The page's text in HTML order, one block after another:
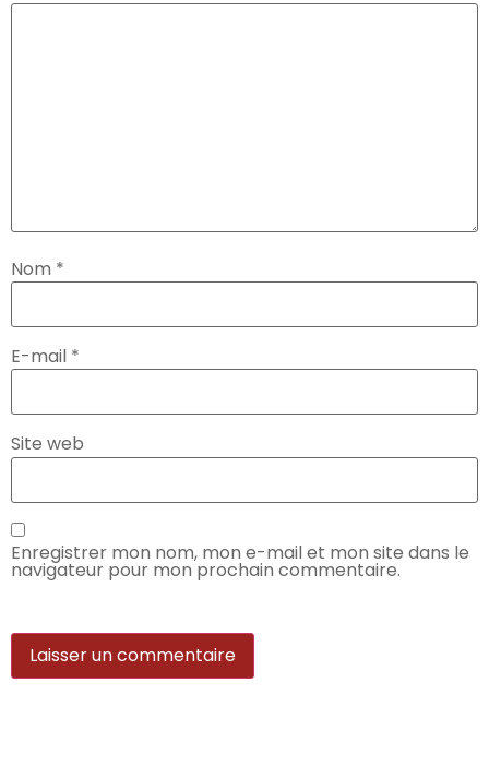
Nom *
E-mail *
Site web
Enregistrer mon nom, mon e-mail et mon site dans le
navigateur pour mon prochain commentaire.